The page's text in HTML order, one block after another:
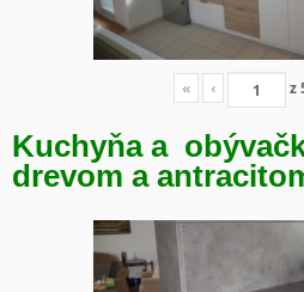
« ‹ z
Kuchyňa a
drevom a